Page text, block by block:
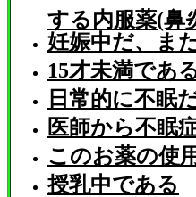
する内服薬(鼻
妊娠中だ、ま
15才未満であ
日常的に不眠
医師から不眠
このお薬の使
授乳中である